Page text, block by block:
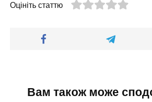
Оцініть статтю
Вам також може